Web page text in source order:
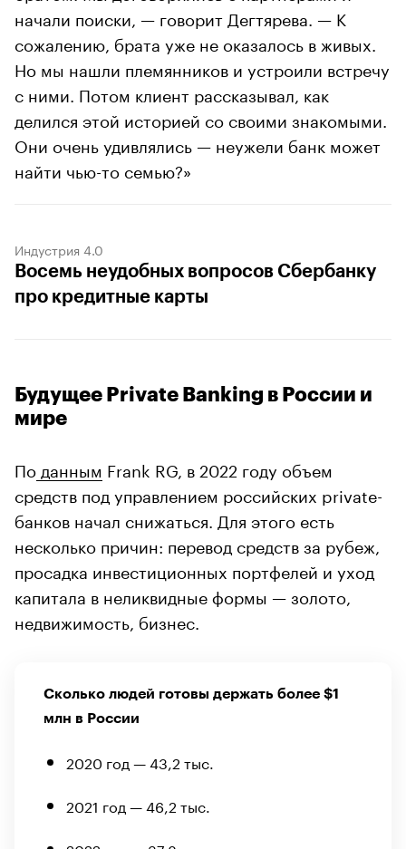
начали поиски, — говорит Дегтярева. — К
сожалению, брата уже не оказалось в живых.
Но мы нашли племянников и устроили встречу
с ними. Потом клиент рассказывал, как
делился этой историей со своими знакомыми.
Они очень удивлялись — неужели банк может
найти чью-то семью?»
Индустрия 4.0
Восемь неудобных вопросов Сбербанку
про кредитные карты
Будущее Private Banking в России и
мире
По данным Frank RG, в 2022 году объем
средств под управлением российских private-
банков начал снижаться. Для этого есть
несколько причин: перевод средств за рубеж,
просадка инвестиционных портфелей и уход
капитала в неликвидные формы — золото,
недвижимость, бизнес.
Сколько людей готовы держать более $1
млн в России
2020 год — 43,2 тыс.
2021 год — 46,2 тыс.